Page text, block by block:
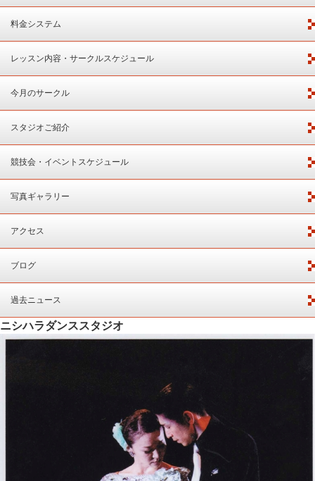
料金システム
レッスン内容・サークルスケジュール
今月のサークル
スタジオご紹介
競技会・イベントスケジュール
写真ギャラリー
アクセス
ブログ
過去ニュース
ニシハラダンススタジオ